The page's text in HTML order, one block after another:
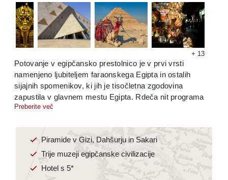
SMS
Kopirano v odložišče!
+ 13
Potovanje v egipčansko prestolnico je v prvi vrsti
namenjeno ljubiteljem faraonskega Egipta in ostalih
sijajnih spomenikov, ki jih je tisočletna zgodovina
zapustila v glavnem mestu Egipta. Rdeča nit programa
so trije glavni muzeji, ki hranijo neprecenljive zbirke iz
Kaira, ki je verjetno dobro znan mnogim potnikom, si
bomo ogledali tudi Muzej egipčanske civilizacije, kjer od
nedavnega domujejo mumije kraljev in kraljic, ter novi
Veliki egipčanski muzej, ki vas bo navdušil tako z
monumentalno moderno arhitekturo kot z bogato zbirko
Preberite več
Piramide v Gizi, Dahšurju in Sakari
Trije muzeji egipčanske civilizacije
Hotel s 5*